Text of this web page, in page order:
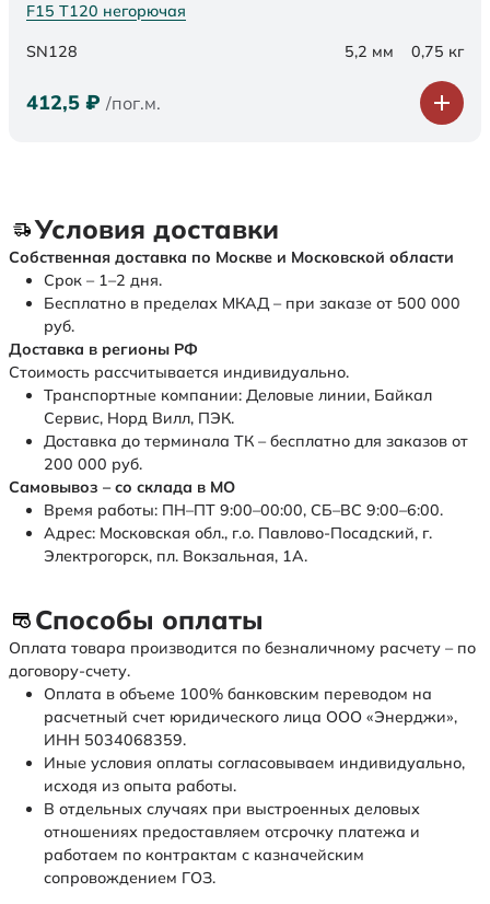
F15 Т120 негорючая
SN128 5,2 мм 0,75 кг
412,5 ₽ /пог.м.
Условия доставки
Собственная доставка по Москве и Московской области
Срок – 1–2 дня.
Бесплатно в пределах МКАД – при заказе от 500 000
руб.
Доставка в регионы РФ
Стоимость рассчитывается индивидуально.
Транспортные компании: Деловые линии, Байкал
Сервис, Норд Вилл, ПЭК.
Доставка до терминала ТК – бесплатно для заказов от
200 000 руб.
Самовывоз – со склада в МО
Время работы: ПН–ПТ 9:00–00:00, СБ–ВС 9:00–6:00.
Адрес: Московская обл., г.о. Павлово-Посадский, г.
Электрогорск, пл. Вокзальная, 1А.
Способы оплаты
Оплата товара производится по безналичному расчету – по
договору-счету.
Оплата в объеме 100% банковским переводом на
расчетный счет юридического лица ООО «Энерджи»,
ИНН 5034068359.
Иные условия оплаты согласовываем индивидуально,
исходя из опыта работы.
В отдельных случаях при выстроенных деловых
отношениях предоставляем отсрочку платежа и
работаем по контрактам с казначейским
сопровождением ГОЗ.